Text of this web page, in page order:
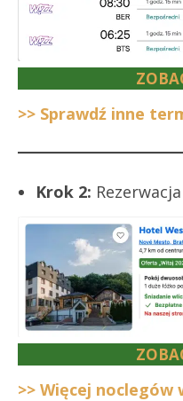
>> Sprawdź inne
Krok 2:
>> Więcej noclegów